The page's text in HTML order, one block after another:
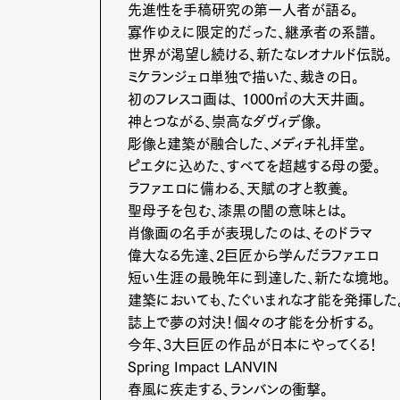
先進性を手稿研究の第一人者が語る。
寡作ゆえに限定的だった、継承者の系譜。
世界が渇望し続ける、新たなレオナルド伝説。
ミケランジェロ単独で描いた、裁きの日。
初のフレスコ画は、 1000㎡の大天井画。
神とつながる、崇高なダヴィデ像。
彫像と建築が融合した、メディチ礼拝堂。
ピエタに込めた、すべてを超越する母の愛。
ラファエロに備わる、天賦の才と教養。
聖母子を包む、漆黒の闇の意味とは。
肖像画の名手が表現したのは、そのドラマ
偉大なる先達、2巨匠から学んだラファエロ
短い生涯の最晩年に到達した、新たな境地。
建築においても、たぐいまれな才能を発揮し
誌上で夢の対決！個々の才能を分析する。
今年、3大巨匠の作品が日本にやってくる！
Spring Impact LANVIN
春風に疾走する、ランバンの衝撃。